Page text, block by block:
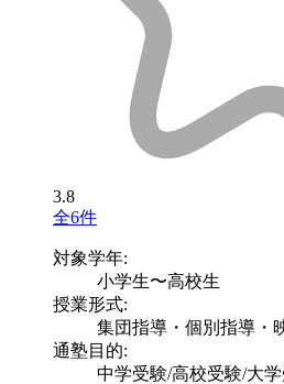
3.8
全6件
対象学年:
小学生〜高校生
授業形式:
集団指導・個別指導・
通塾目的:
中学受験/高校受験/大